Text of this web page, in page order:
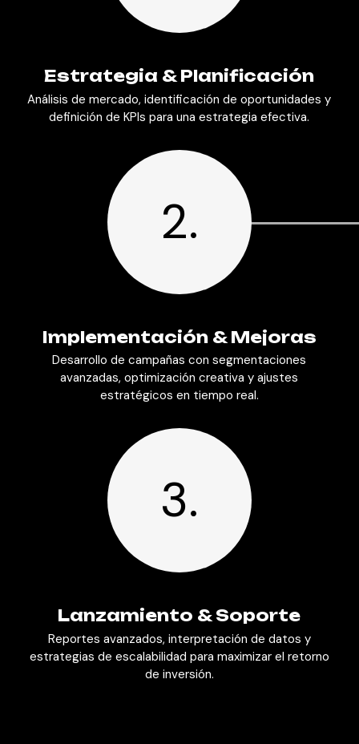
Estrategia & Planificación
Análisis de mercado, identificación de oportunidades y
definición de KPIs para una estrategia efectiva.
2.
Implementación & Mejoras
Desarrollo de campañas con segmentaciones
avanzadas, optimización creativa y ajustes
estratégicos en tiempo real.
3.
Lanzamiento & Soporte
Reportes avanzados, interpretación de datos y
estrategias de escalabilidad para maximizar el retorno
de inversión.